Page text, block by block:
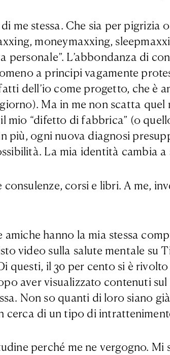
me stessa. Che sia per
moneymaxxing,
personale”. L’abbondanza di
a principi vagamente
dell’io come progetto, che è
Ma in me non scatta quel
mio “difetto di fabbrica” (o
più, ogni nuova diagnosi
La mia identità cambia
corsi e libri. A me,
hanno la mia stessa
video sulla salute mentale su
questi, il 30 per cento si è
aver visualizzato contenuti
Non so quanti di loro siano
cerca di un tipo di
perché me ne vergogno.